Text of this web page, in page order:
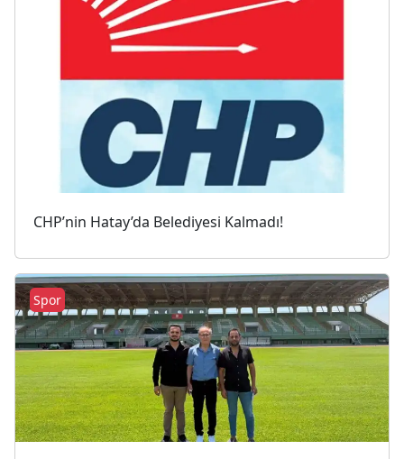
CHP’nin Hatay’da Belediyesi Kalmadı!
Spor